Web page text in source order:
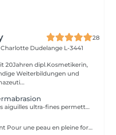
28
Charlotte Dudelange L-3441
20Jahren dipl.Kosmetikerin,
Weiterbildungen und
Une technologie précise et des aiguilles ultra-fines permettent un traitement doux pour la peau avec des résultats parfaits. Le microneedling stimule le collagène de la peau pour favoriser le processus de régénération et la reconstruction des tissus dans les couches profondes, - raffermissement de la peau - réduction des rides - rajeunissement de la peau - amélioration de la peau vasculaire et des tissus - peau impure - contre l'hyperpigmentation et les cicatrices - affinement des pores
Microdermabrasion au diamant Pour une peau en pleine forme La microdermabrasion au diamant élimine les cellules mortes à la surface de la peau et les aspire immédiatement grâce à un système à vide. La peau retrouve ainsi sa porosité. - Résultats visibles immédiatement et durables - Préparation optimale de la peau - Réduction des imperfections cutanées et des taches pigmentaires - Réduction des taches de vieillesse - Réduction des ridules - Optimisation du grain de peau - Raffinement des pores - Stimulation de la régénération cellulaire